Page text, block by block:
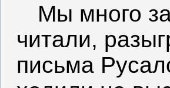
Мы много
читали,
письма